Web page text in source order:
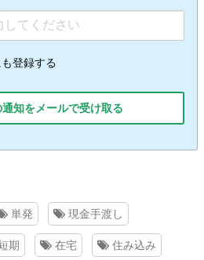
登録する
知をメールで受け取る
単発 現金手渡し
期 在宅 住み込み